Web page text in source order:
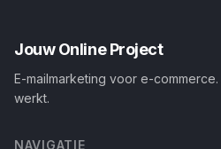
Jouw Online Project
E-mailmarketing voor e-
werkt.
NAVIGATIE